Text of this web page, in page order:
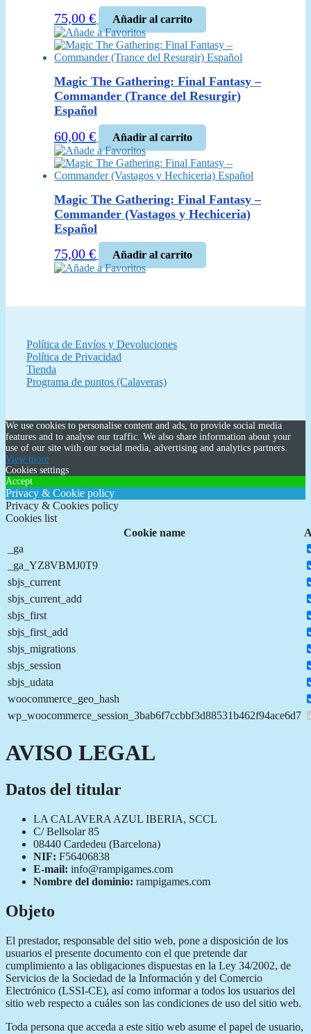
75,00 €
Añadir al carrito
Añade a Favoritos
Magic The Gathering: Final Fantasy –
Commander (Trance del Resurgir)
Español
60,00 €
Añadir al carrito
Añade a Favoritos
Magic The Gathering: Final Fantasy –
Commander (Vastagos y Hechiceria)
Español
75,00 €
Añadir al carrito
Añade a Favoritos
Política de Envíos y Devoluciones
Política de Privacidad
Tienda
Programa de puntos (Calaveras)
We use cookies to personalise content and ads, to provide social media
features and to analyse our traffic. We also share information about your
use of our site with our social media, advertising and analytics partners.
View more
Cookies settings
Accept
Privacy & Cookie policy
Privacy & Cookies policy
Cookies list
Cookie name
_ga
_ga_YZ8VBMJ0T9
sbjs_current
sbjs_current_add
sbjs_first
sbjs_first_add
sbjs_migrations
sbjs_session
sbjs_udata
woocommerce_geo_hash
wp_woocommerce_session_3bab6f7ccbbf3d88531b462f94ace6d7
AVISO LEGAL
Datos del titular
LA CALAVERA AZUL IBERIA, SCCL
C/ Bellsolar 85
08440 Cardedeu (Barcelona)
NIF: F56406838
E-mail: info@rampigames.com
Nombre del dominio: rampigames.com
Objeto
El prestador, responsable del sitio web, pone a disposición de los
usuarios el presente documento con el que pretende dar
cumplimiento a las obligaciones dispuestas en la Ley 34/2002, de
Servicios de la Sociedad de la Información y del Comercio
Electrónico (LSSI-CE), así como informar a todos los usuarios del
sitio web respecto a cuáles son las condiciones de uso del sitio web.
Toda persona que acceda a este sitio web asume el papel de usuario,